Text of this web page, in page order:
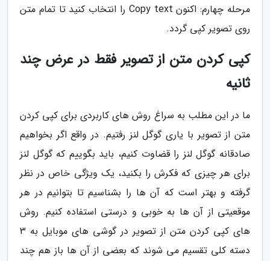
مرحله چهارم: اکنون Copy text را انتخاب کنید تا تمام متن
روی تصویر کپی گردد.
کپی کردن متن از تصویر فقط در عرض چند
ثانیه
ما در این مطلب به سراغ روش های کاربردی برای کپی کردن
متن از تصویر با یاری گوگل لنز رفتیم. در واقع اگر بخواهیم
صادقانه گوگل لنز را قضاوت کنیم، باید بگوییم که گوگل لنز
برای هر چیزی که فکرش را بکنید، یک ویژگی خاص در نظر
گرفته و بهتر است که آن ها را بشناسیم تا بتوانیم در هر
موقعیتی از آن ها به خوبی و درستی استفاده کنیم. روش
های کپی کردن متن از تصویر در گوشی های موبایل به 3
دسته کلی تقسیم می شوند که بعضی از آن ها باز هم چند